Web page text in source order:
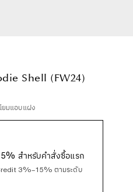
Shell (FW24)
ยมแอบแฝง
สำหรับคำสั่งซื้อแรก
3%–15% ตามระดับ